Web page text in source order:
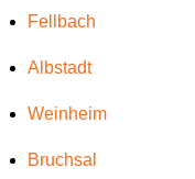
Fellbach
Albstadt
Weinheim
Bruchsal